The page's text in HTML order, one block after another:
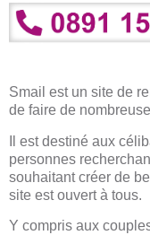
Smail est un site de
de faire de
Il est destiné aux
personnes
souhaitant créer de
site est ouvert à tous.
Y compris aux